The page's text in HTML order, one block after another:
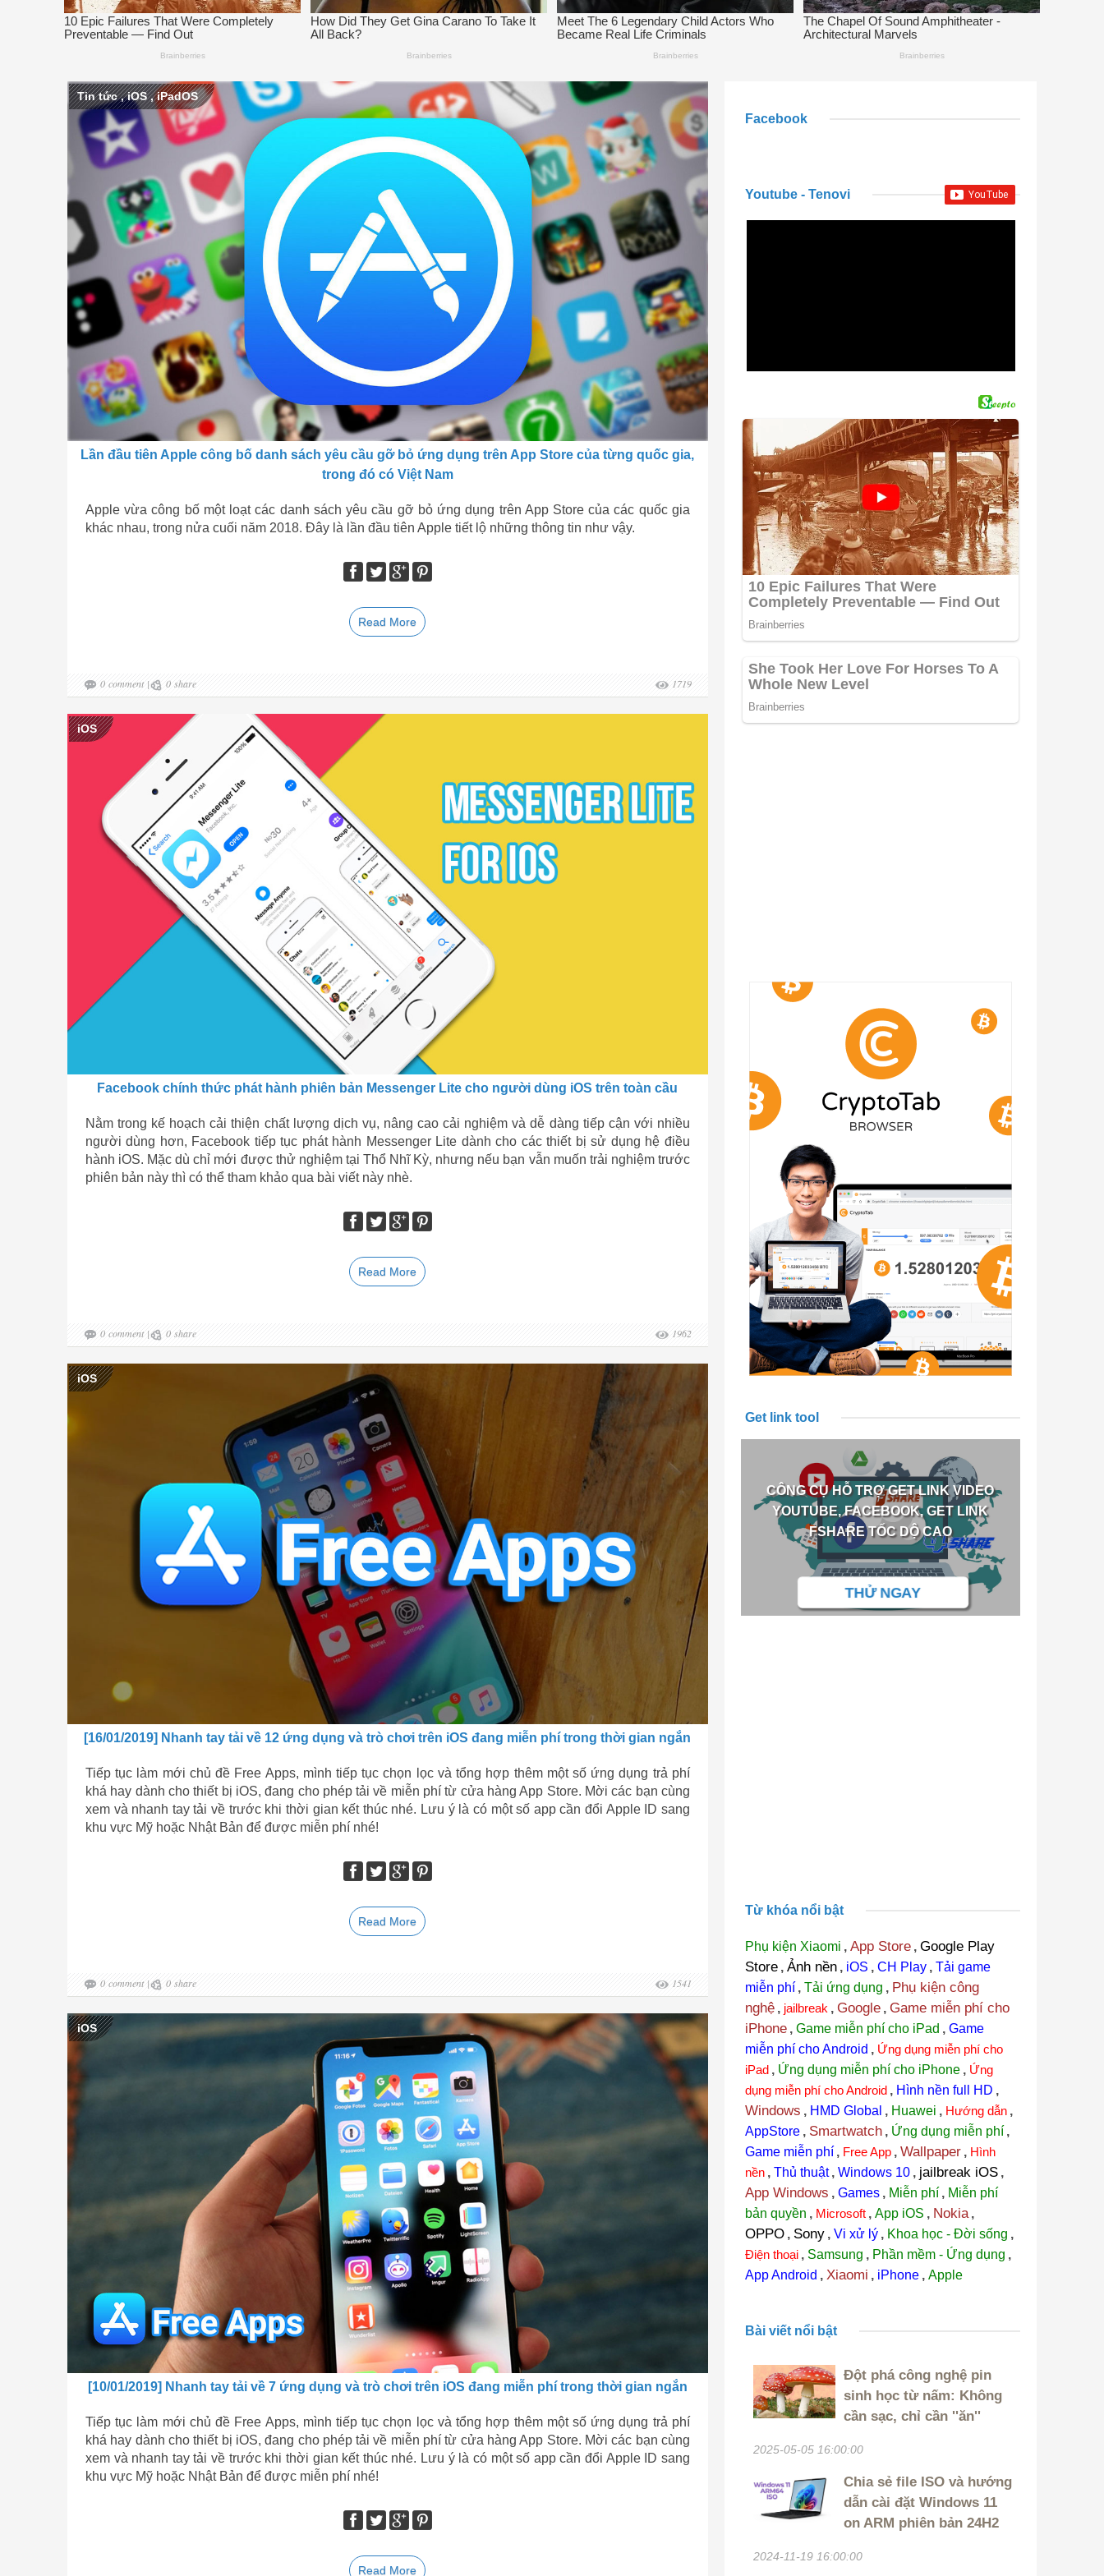
Tin tức ,iOS ,iPadOS
Lần đầu tiên Apple công bố danh sách yêu cầu gỡ bỏ ứng dụng trên App Store của từng quốc gia,
trong đó có Việt Nam
Apple vừa công bố một loạt các danh sách yêu cầu gỡ bỏ ứng dụng trên App Store của các quốc gia
khác nhau, trong nửa cuối năm 2018. Đây là lần đầu tiên Apple tiết lộ những thông tin như vậy.
Read More
0 comment | 0 share 1719
iOS
Facebook chính thức phát hành phiên bản Messenger Lite cho người dùng iOS trên toàn cầu
Nằm trong kế hoạch cải thiện chất lượng dịch vụ, nâng cao cải nghiệm và dễ dàng tiếp cận với nhiều
người dùng hơn, Facebook tiếp tục phát hành Messenger Lite dành cho các thiết bị sử dụng hệ điều
hành iOS. Mặc dù chỉ mới được thử nghiệm tại Thổ Nhĩ Kỳ, nhưng nếu bạn vẫn muốn trải nghiệm trước
phiên bản này thì có thể tham khảo qua bài viết này nhè.
Read More
0 comment | 0 share 1962
iOS
[16/01/2019] Nhanh tay tải về 12 ứng dụng và trò chơi trên iOS đang miễn phí trong thời gian ngắn
Tiếp tục làm mới chủ đề Free Apps, mình tiếp tục chọn lọc và tổng hợp thêm một số ứng dụng trả phí
khá hay dành cho thiết bị iOS, đang cho phép tải về miễn phí từ cửa hàng App Store. Mời các bạn cùng
xem và nhanh tay tải về trước khi thời gian kết thúc nhé. Lưu ý là có một số app cần đổi Apple ID sang
khu vực Mỹ hoặc Nhật Bản để được miễn phí nhé!
Read More
0 comment | 0 share 1541
iOS
[10/01/2019] Nhanh tay tải về 7 ứng dụng và trò chơi trên iOS đang miễn phí trong thời gian ngắn
Tiếp tục làm mới chủ đề Free Apps, mình tiếp tục chọn lọc và tổng hợp thêm một số ứng dụng trả phí
khá hay dành cho thiết bị iOS, đang cho phép tải về miễn phí từ cửa hàng App Store. Mời các bạn cùng
xem và nhanh tay tải về trước khi thời gian kết thúc nhé. Lưu ý là có một số app cần đổi Apple ID sang
khu vực Mỹ hoặc Nhật Bản để được miễn phí nhé!
Read More
Facebook
Youtube - Tenovi
Get link tool
CÔNG CỤ HỖ TRỢ GET LINK VIDEO
YOUTUBE, FACEBOOK, GET LINK
FSHARE TỐC DỘ CAO
THỬ NGAY
Từ khóa nổi bật
Phụ kiện Xiaomi , App Store , Google Play
Store , Ảnh nền , iOS , CH Play , Tải game
miễn phí , Tải ứng dụng , Phụ kiện công
nghệ , jailbreak , Google , Game miễn phí cho
iPhone , Game miễn phí cho iPad , Game
miễn phí cho Android , Ứng dụng miễn phí cho
iPad , Ứng dụng miễn phí cho iPhone , Ứng
dụng miễn phí cho Android , Hình nền full HD ,
Windows , HMD Global , Huawei , Hướng dẫn ,
AppStore , Smartwatch , Ứng dụng miễn phí ,
Game miễn phí , Free App , Wallpaper , Hình
nền , Thủ thuật , Windows 10 , jailbreak iOS ,
App Windows , Games , Miễn phí , Miễn phí
bản quyền , Microsoft , App iOS , Nokia ,
OPPO , Sony , Vi xử lý , Khoa học - Đời sống ,
Điện thoại , Samsung , Phần mềm - Ứng dụng ,
App Android , Xiaomi , iPhone , Apple
Bài viết nổi bật
Đột phá công nghệ pin
sinh học từ nấm: Không
cần sạc, chỉ cần ''ăn''
2025-05-05 16:00:00
Chia sẻ file ISO và hướng
dẫn cài đặt Windows 11
on ARM phiên bản 24H2
2024-11-19 16:00:00